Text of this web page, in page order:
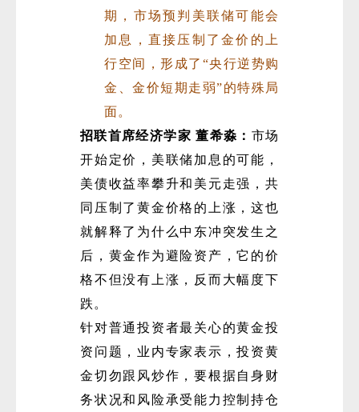
期，市场预判美联储可能会
加息，直接压制了金价的上
行空间，形成了“央行逆势购
金、金价短期走弱”的特殊局
面。
招联首席经济学家 董希淼： 市场
开始定价，美联储加息的可能，
美债收益率攀升和美元走强，共
同压制了黄金价格的上涨，这也
就解释了为什么中东冲突发生之
后，黄金作为避险资产，它的价
格不但没有上涨，反而大幅度下
跌。
针对普通投资者最关心的黄金投
资问题，业内专家表示，投资黄
金切勿跟风炒作，要根据自身财
务状况和风险承受能力控制持仓